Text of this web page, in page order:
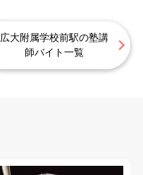
広大附属学校前駅の塾講
師バイト一覧